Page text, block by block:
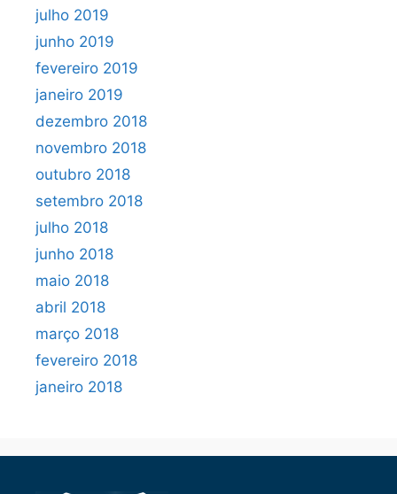
julho 2019
junho 2019
fevereiro 2019
janeiro 2019
dezembro 2018
novembro 2018
outubro 2018
setembro 2018
julho 2018
junho 2018
maio 2018
abril 2018
março 2018
fevereiro 2018
janeiro 2018